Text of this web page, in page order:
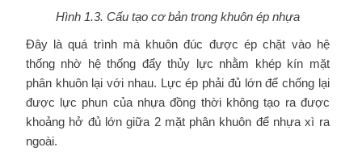
Hình 1.3. Cấu tạo cơ bản trong khuôn ép nhựa
Đây là quá trình mà khuôn đúc được ép chặt vào hệ
thống nhờ hệ thống đẩy thủy lực nhằm khép kín mặt
phân khuôn lại với nhau. Lực ép phải đủ lớn để chống lại
được lực phun của nhựa đồng thời không tạo ra được
khoảng hở đủ lớn giữa 2 mặt phân khuôn để nhựa xì ra
ngoài.